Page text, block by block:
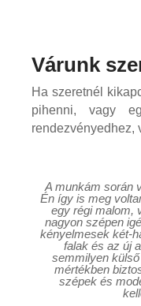
Várunk
Ha szeretnél
pihenni, vagy
rendezvényedhez,
A munkám során
Én így is meg
egy régi malom,
nagyon szépen
kényelmesek két-
falak és az új
semmilyen
mértékben
szépek és